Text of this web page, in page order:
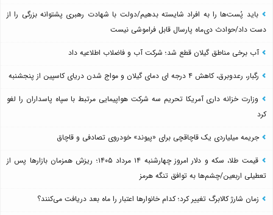
باید پُست‌ها را به افراد شایسته بدهیم/دولت با شهادت رهبری پشتوانه بزرگی را از
دست داد/حوادث دی‌ماه پارسال قابل فراموشی نیست
آب برخی مناطق گیلان قطع شد؛ شرکت آب و فاضلاب اطلاعیه داد
رگبار، رعدوبرق، کاهش ۴ درجه ای دمای گیلان و مواج شدن دریای کاسپین از پنجشنبه
وزارت خزانه داری آمریکا تحریم سه شرکت هواپیمایی مرتبط با سپاه پاسداران را لغو
کرد
جریمه میلیاردی یک قاچاقچی برای «پیوند» خودروی تصادفی و قاچاق
قیمت طلا، سکه و دلار امروز چهارشنبه ۱۴ مرداد ۱۴۰۵؛ ریزش همزمان بازارها پس از
تعطیلی اربعین/چشم‌ها به توافق تنگه هرمز
زمان شارژ کالابرگ تغییر کرد؛ کدام خانوارها اعتبار را ماه بعد دریافت می‌کنند؟